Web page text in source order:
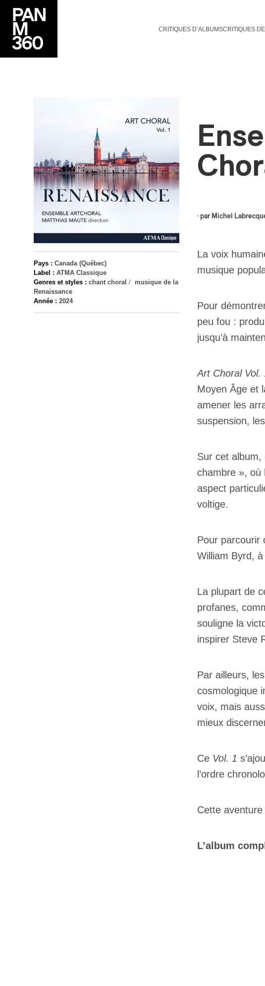
CRITIQUES D’ALBUMSCRITIQUES
Pays : Canada (Québec)
Label : ATMA Classique
Genres et styles : chant choral / musique de la
Renaissance
Année : 2024
· par Michel
La voix
musique
Pour
peu fou :
jusqu’à
Art Choral Vol.
Moyen Âge et
amener les
suspension,
Sur cet album,
chambre », où
aspect
voltige.
Pour parcourir
William Byrd,
La plupart de
profanes,
souligne la
inspirer Steve
Par ailleurs,
cosmologique
voix, mais
mieux
Ce Vol. 1
l’ordre
Cette
L’album